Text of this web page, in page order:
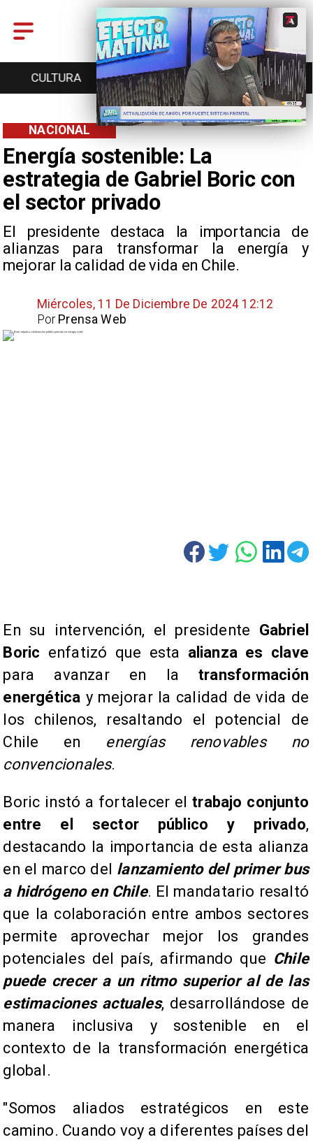
CULTURA TURISMO TENDENCIAS
Energía sostenible: La
estrategia de Gabriel Boric con
el sector privado
El presidente destaca la importancia de
alianzas para transformar la energía y
mejorar la calidad de vida en Chile.
NACIONAL
Miércoles, 11 De Diciembre De 2024 12:12
Prensa Web
Por
En su intervención, el presidente Gabriel
Boric enfatizó que esta alianza es clave
para avanzar en latransformación
energética y mejorar la calidad de vida de
los chilenos, resaltando el potencial de
Chile en energías renovables no
convencionales.
Boric instó a fortalecer eltrabajo conjunto
entre el sector público y privado,
destacando la importancia de esta alianza
en el marco del lanzamiento del primer bus
a hidrógeno en Chile. El mandatario resaltó
que la colaboración entre ambos sectores
permite aprovechar mejor los grandes
potenciales del país, afirmando que Chile
puede crecer a un ritmo superior al de las
estimaciones actuales, desarrollándose de
manera inclusiva y sostenible en el
contexto de la transformación energética
global.
"Somos aliados estratégicos en este
camino. Cuando voy a diferentes países del